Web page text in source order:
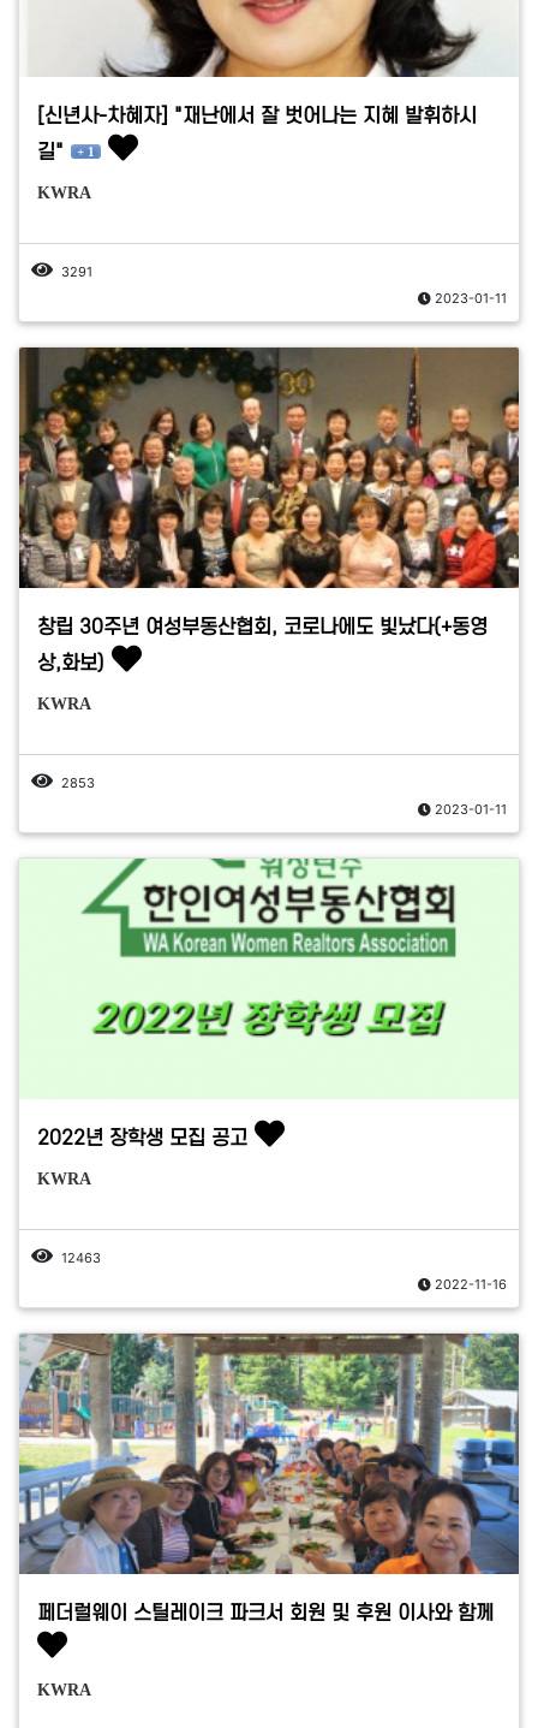
[신년사-차혜자] "재난에서 잘 벗어나는 지혜 발휘하시
길"
+ 1
KWRA
3291
2023-01-11
창립 30주년 여성부동산협회, 코로나에도 빛났다(+동영
상,화보)
KWRA
2853
2023-01-11
2022년 장학생 모집 공고
KWRA
12463
2022-11-16
페더럴웨이 스틸레이크 파크서 회원 및 후원 이사와 함께
KWRA